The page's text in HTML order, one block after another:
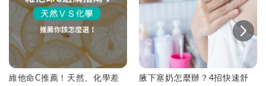
維他命C推薦！天然、化學差
腋下塞奶怎麼辦？4招快速舒